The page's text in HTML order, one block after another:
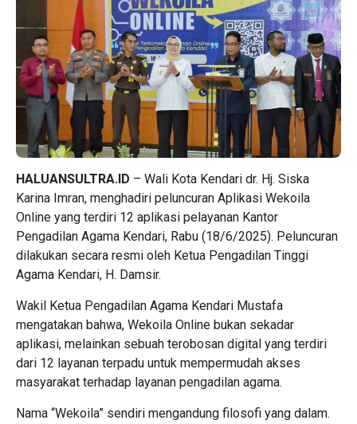
HALUANSULTRA.ID – Wali Kota Kendari dr. Hj. Siska
Karina Imran, menghadiri peluncuran Aplikasi Wekoila
Online yang terdiri 12 aplikasi pelayanan Kantor
Pengadilan Agama Kendari, Rabu (18/6/2025). Peluncuran
dilakukan secara resmi oleh Ketua Pengadilan Tinggi
Agama Kendari, H. Damsir.
Wakil Ketua Pengadilan Agama Kendari Mustafa
mengatakan bahwa, Wekoila Online bukan sekadar
aplikasi, melainkan sebuah terobosan digital yang terdiri
dari 12 layanan terpadu untuk mempermudah akses
masyarakat terhadap layanan pengadilan agama.
Nama “Wekoila” sendiri mengandung filosofi yang dalam.